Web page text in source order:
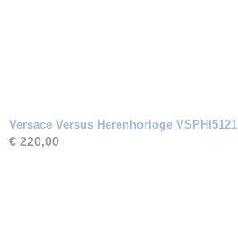
Versace Versus Herenhorloge VSPHI5121
€ 220,00